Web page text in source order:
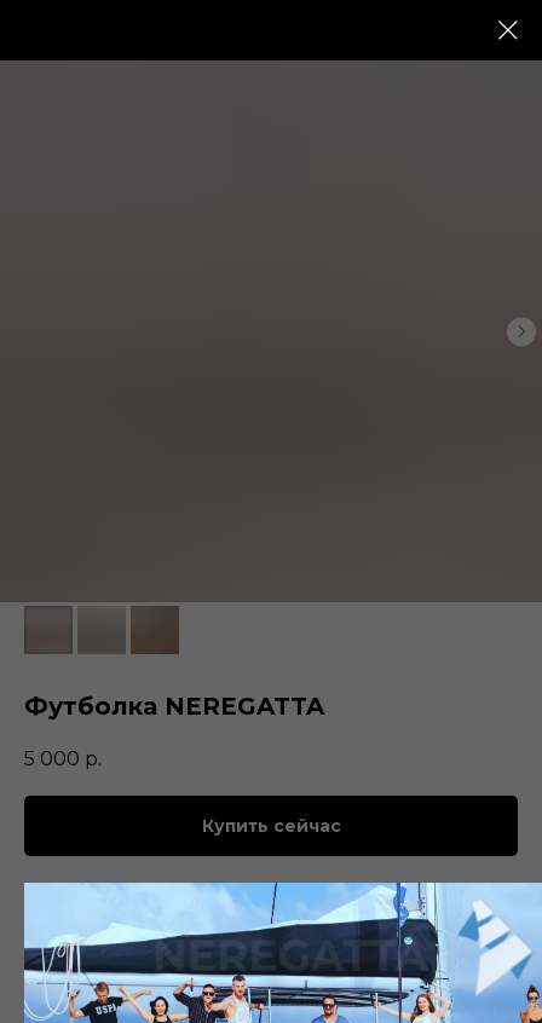
Футболка NEREGATTA
5 000 р.
Купить сейчас
Эта коллекция представлена свежими расцветками с логотипами на
футболках oversize.
Комфортная и износостойкая модель oversize выполнена из
премиум хлопка.
Премиум хлопок.